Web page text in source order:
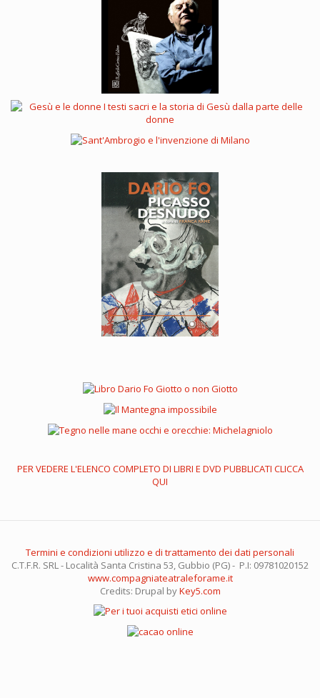
PER VEDERE L'ELENCO COMPLETO DI LIBRI E DVD PUBBLICATI CLICCA
QUI
Termini e condizioni utilizzo e di trattamento dei dati personali
C.T.F.R. SRL - Località Santa Cristina 53, Gubbio (PG) - P.I: 09781020152
www.compagniateatraleforame.it
Credits: Drupal byKey5.com